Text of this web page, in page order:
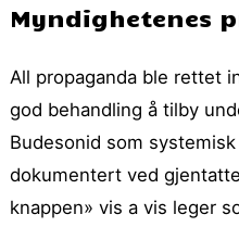
Myndighetenes
All propaganda ble rettet
god behandling å tilby
Budesonid som
dokumentert ved
knappen» vis a vis leger